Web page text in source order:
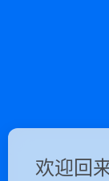
欢迎回